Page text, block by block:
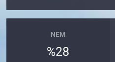
NEM
%28